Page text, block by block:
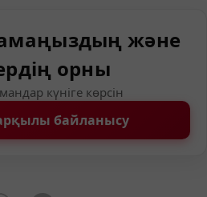
және
орны
күніге көрсін
байланысу